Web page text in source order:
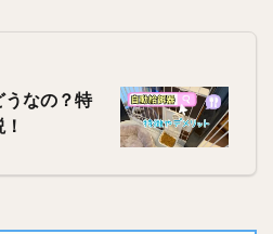
うなの？特